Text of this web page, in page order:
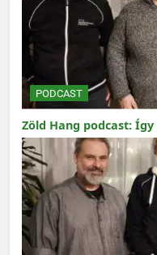
PODCAST
Zöld Hang podcast: